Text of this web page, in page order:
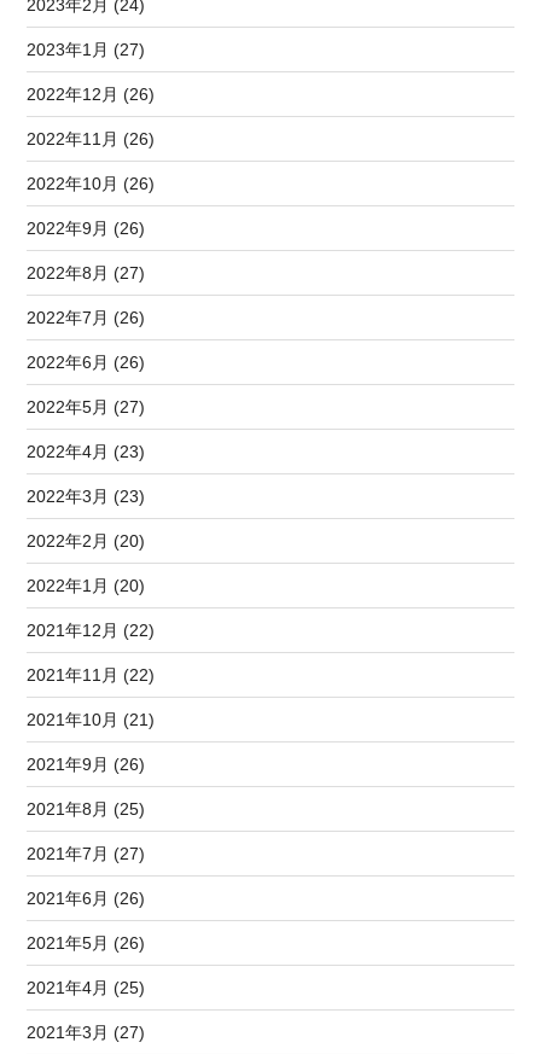
2023年2月 (24)
2023年1月 (27)
2022年12月 (26)
2022年11月 (26)
2022年10月 (26)
2022年9月 (26)
2022年8月 (27)
2022年7月 (26)
2022年6月 (26)
2022年5月 (27)
2022年4月 (23)
2022年3月 (23)
2022年2月 (20)
2022年1月 (20)
2021年12月 (22)
2021年11月 (22)
2021年10月 (21)
2021年9月 (26)
2021年8月 (25)
2021年7月 (27)
2021年6月 (26)
2021年5月 (26)
2021年4月 (25)
2021年3月 (27)